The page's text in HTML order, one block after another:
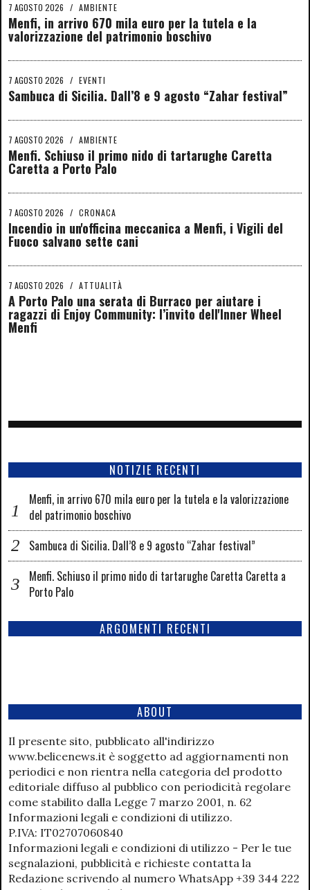
7 AGOSTO 2026 / AMBIENTE
Menfi, in arrivo 670 mila euro per la tutela e la
valorizzazione del patrimonio boschivo
7 AGOSTO 2026 / EVENTI
Sambuca di Sicilia. Dall’8 e 9 agosto “Zahar festival”
7 AGOSTO 2026 / AMBIENTE
Menfi. Schiuso il primo nido di tartarughe Caretta
Caretta a Porto Palo
7 AGOSTO 2026 / CRONACA
Incendio in un'officina meccanica a Menfi, i Vigili del
Fuoco salvano sette cani
7 AGOSTO 2026 / ATTUALITÀ
A Porto Palo una serata di Burraco per aiutare i
ragazzi di Enjoy Community: l’invito dell'Inner Wheel
Menfi
NOTIZIE RECENTI
Menfi, in arrivo 670 mila euro per la tutela e la valorizzazione
del patrimonio boschivo
Sambuca di Sicilia. Dall’8 e 9 agosto “Zahar festival”
Menfi. Schiuso il primo nido di tartarughe Caretta Caretta a
Porto Palo
ARGOMENTI RECENTI
ABOUT
Il presente sito, pubblicato all'indirizzo
www.belicenews.it è soggetto ad aggiornamenti non
periodici e non rientra nella categoria del prodotto
editoriale diffuso al pubblico con periodicità regolare
come stabilito dalla Legge 7 marzo 2001, n. 62
Informazioni legali e condizioni di utilizzo.
P.IVA: IT02707060840
Informazioni legali e condizioni di utilizzo - Per le tue
segnalazioni, pubblicità e richieste contatta la
Redazione scrivendo al numero WhatsApp +39 344 222